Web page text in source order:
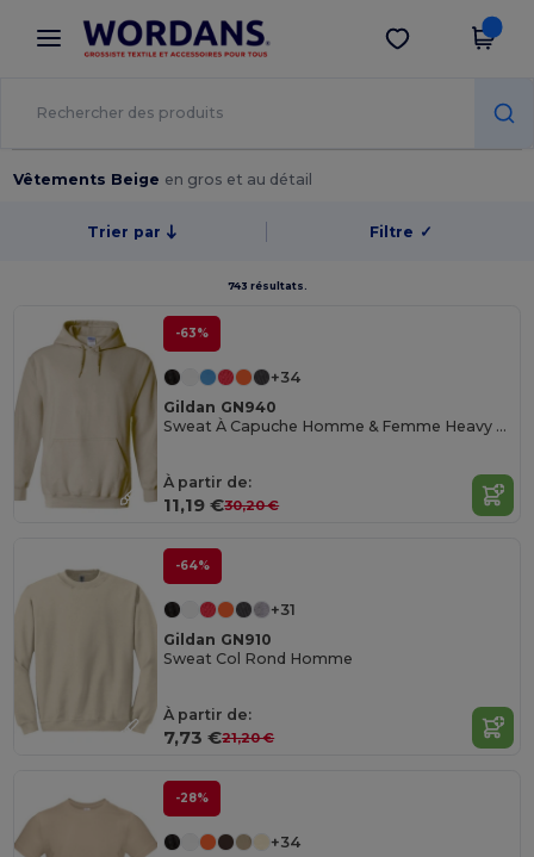
× Appli Wordans
Meilleurs prix sur l’app !
Obtenir l'appli
Vêtements Beige en gros et au détail
Trier par Filtre ✓
743 résultats.
-63%
+34
Gildan GN940
Sweat À Capuche Homme & Femme Heavy Blend
À partir de:
11,19 €30,20 €
-64%
+31
Gildan GN910
Sweat Col Rond Homme
À partir de:
7,73 €21,20 €
-28%
+34